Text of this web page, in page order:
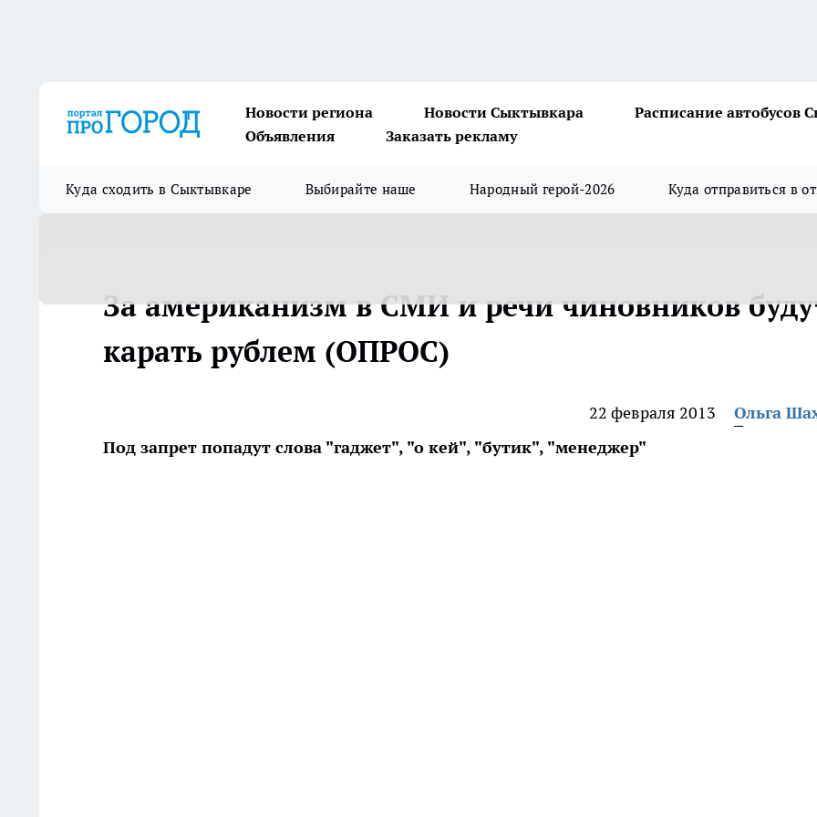
Новости региона Новости Сыктывкара
Расписание автобусов
Объявления
Заказать рекламу
Куда сходить в Сыктывкаре Выбирайте наше Народный герой-2026 Куда отправиться в
За американизм в СМИ и речи чиновников
карать рублем (ОПРОС)
22 февраля 2013
Ольга
Под запрет попадут слова "гаджет", "о кей", "бутик", "менеджер"